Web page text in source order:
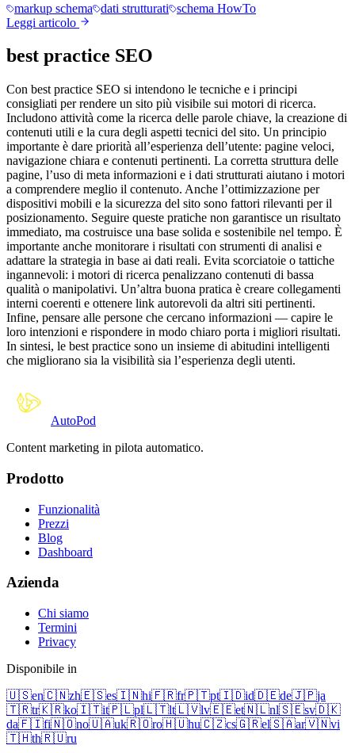
markup schema
dati strutturati
schema HowTo
Leggi articolo
best practice SEO
Con best practice SEO si intendono le tecniche e i principi
consigliati per rendere un sito più visibile sui motori di ricerca.
Includono attività come la ricerca delle parole chiave, la creazione di
contenuti utili e la cura degli aspetti tecnici del sito. Un principio
importante è dare priorità all’esperienza dell’utente: pagine veloci,
navigazione chiara e contenuti pertinenti. La corretta struttura delle
pagine, l’uso di meta informazioni e i dati strutturati aiutano i motori
a comprendere meglio il contenuto. Anche l’ottimizzazione per
dispositivi mobili e la sicurezza del sito sono fattori rilevanti per il
posizionamento. Seguire queste pratiche non garantisce un risultato
immediato, ma costruisce una base solida e sostenibile nel tempo. È
importante anche monitorare i risultati con strumenti di analisi e
adattare la strategia in base ai dati reali. Evita scorciatoie o tattiche
ingannevoli: i motori di ricerca penalizzano contenuti di bassa
qualità o manipolativi. Un’altra buona pratica è creare collegamenti
interni coerenti e ottenere link autorevoli da altri siti pertinenti.
Infine, pensare alle persone che cercano informazioni — capire le
loro intenzioni e rispondere in modo chiaro porta i migliori risultati.
In sintesi, le best practice sono un insieme di abitudini intelligenti
che migliorano sia la visibilità sia l’esperienza degli utenti.
AutoPod
Content marketing in pilota automatico.
Prodotto
Funzionalità
Prezzi
Blog
Dashboard
Azienda
Chi siamo
Termini
Privacy
Disponibile in
🇺🇸en🇨🇳zh🇪🇸es🇮🇳hi🇫🇷fr🇵🇹pt🇮🇩id🇩🇪de🇯🇵ja
🇹🇷tr🇰🇷ko🇮🇹it🇵🇱pl🇱🇹lt🇱🇻lv🇪🇪et🇳🇱nl🇸🇪sv🇩🇰
da🇫🇮fi🇳🇴no🇺🇦uk🇷🇴ro🇭🇺hu🇨🇿cs🇬🇷el🇸🇦ar🇻🇳vi
🇹🇭th🇷🇺ru